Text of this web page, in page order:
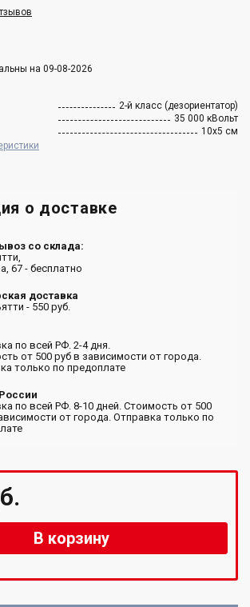
на 09-08-2026
2-й класс (дезориентатор)
35 000 кВольт
10х5 см
о доставке
со склада:
67 - бесплатно
доставка
- 550 руб.
по всей РФ. 2-4 дня.
от 500 руб в зависимости от города.
только по предоплате
по всей РФ. 8-10 дней. Стоимость от 500
от города. Отправка только по
В корзину